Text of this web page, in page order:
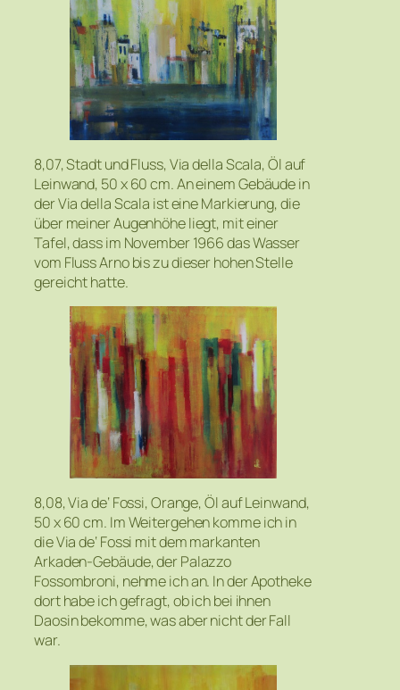
8,07, Stadt und Fluss, Via della Scala, Öl auf
Leinwand, 50 x 60 cm. An einem Gebäude in
der Via della Scala ist eine Markierung, die
über meiner Augenhöhe liegt, mit einer
Tafel, dass im November 1966 das Wasser
vom Fluss Arno bis zu dieser hohen Stelle
gereicht hatte.
8,08, Via de‘ Fossi, Orange, Öl auf Leinwand,
50 x 60 cm. Im Weitergehen komme ich in
die Via de‘ Fossi mit dem markanten
Arkaden-Gebäude, der Palazzo
Fossombroni, nehme ich an. In der Apotheke
dort habe ich gefragt, ob ich bei ihnen
Daosin bekomme, was aber nicht der Fall
war.